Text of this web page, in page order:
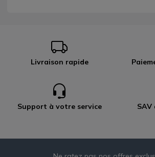
Livraison rapide
Support à votre service